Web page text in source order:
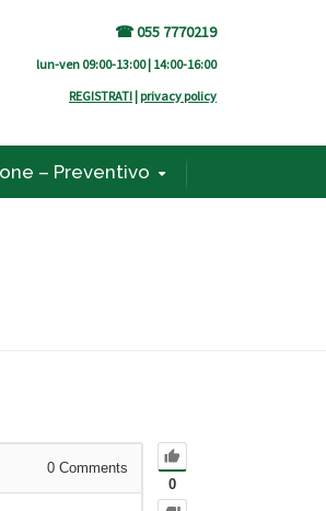
☎ 055 7770219
lun-ven 09:00-13:00 | 14:00-16:00
REGISTRATI | privacy policy
– Preventivo
0
0 Comments